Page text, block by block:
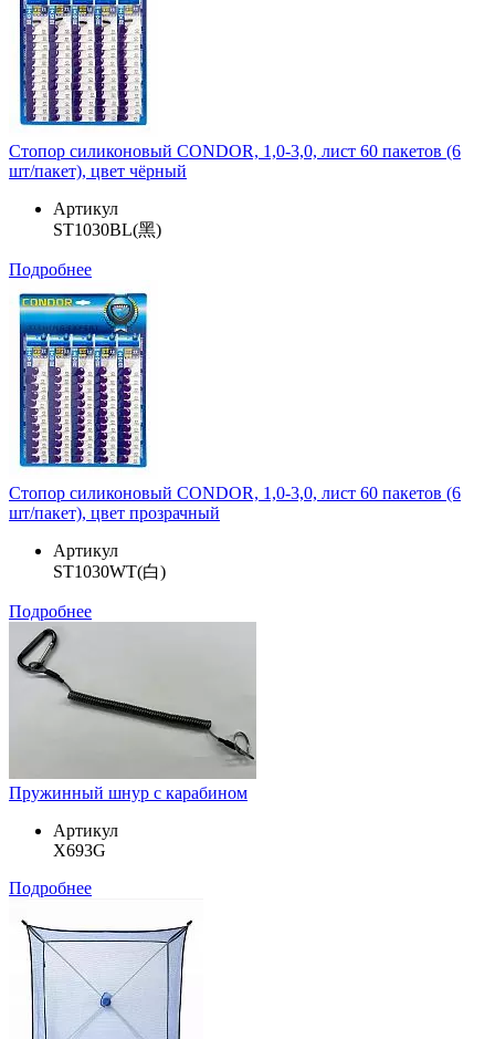
Стопор силиконовый CONDOR, 1,0-3,0, лист 60 пакетов (6
шт/пакет), цвет чёрный
Артикул
ST1030BL(黑)
Подробнее
Стопор силиконовый CONDOR, 1,0-3,0, лист 60 пакетов (6
шт/пакет), цвет прозрачный
Артикул
ST1030WT(白)
Подробнее
Пружинный шнур с карабином
Артикул
X693G
Подробнее